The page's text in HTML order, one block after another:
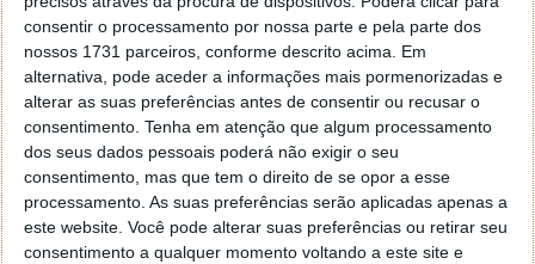
consentir o processamento por nossa parte e pela parte dos
nossos 1731 parceiros, conforme descrito acima. Em
alternativa, pode aceder a informações mais pormenorizadas e
alterar as suas preferências antes de consentir ou recusar o
consentimento. Tenha em atenção que algum processamento
dos seus dados pessoais poderá não exigir o seu
consentimento, mas que tem o direito de se opor a esse
processamento. As suas preferências serão aplicadas apenas a
este website. Você pode alterar suas preferências ou retirar seu
consentimento a qualquer momento voltando a este site e
o MSn Messenger 8.
Responder
Vítor M.
7 de Novembro de 2005 às 11:21
@Rui
Tens de encontrar o que te falei. Faz da seguinte maneira,
janela iniciar e no topo dessa janela com o botão direito do
rato faz propriedades. Depois no separador Menu ‘Iniciar’
clica no botão ‘Personalizar’ aí encontrarás no separador
geral a opção para escolheres o Browser com que queres